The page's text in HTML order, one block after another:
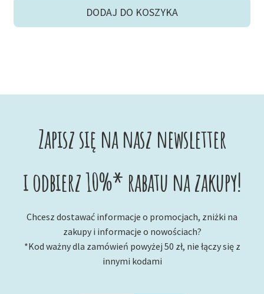
wynosiła:wynosi:
DODAJ DO KOSZYKA
Zapisz się na nasz newsletter
i odbierz 10%* rabatu na zakupy!
Chcesz dostawać informacje o promocjach, zniżki na
zakupy i informacje o nowościach?
*Kod ważny dla zamówień powyżej 50 zł, nie łączy się z
innymi kodami